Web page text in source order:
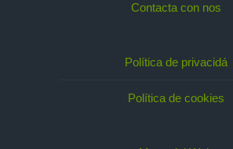
Contacta con nos
Política de privacidá
Política de cookies